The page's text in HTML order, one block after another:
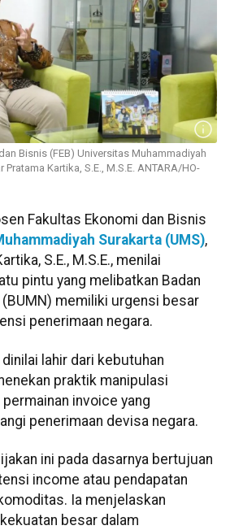
Bisnis (FEB) Universitas Muhammadiyah
Kartika, S.E., M.S.E. ANTARA/HO-
Fakultas Ekonomi dan Bisnis
Surakarta (UMS),
S.E., M.S.E., menilai
pintu yang melibatkan Badan
(BUMN) memiliki urgensi besar
penerimaan negara.
lahir dari kebutuhan
praktik manipulasi
invoice yang
penerimaan devisa negara.
ini pada dasarnya bertujuan
income atau pendapatan
Ia menjelaskan
besar dalam